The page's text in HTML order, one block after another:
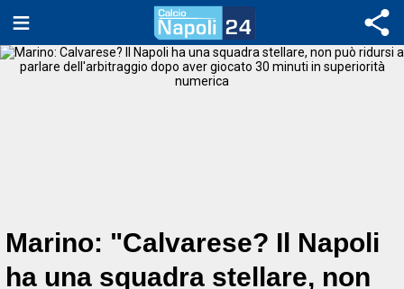
Marino: "Calvarese? Il Napoli
ha una squadra stellare, non